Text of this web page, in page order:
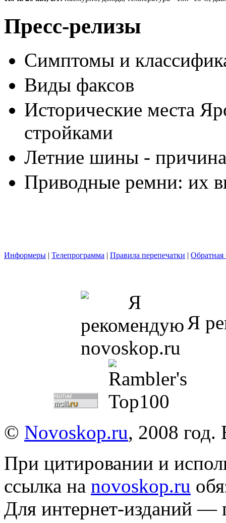
Пресс-релизы
Симптомы и
Виды факсов
Исторические места
стройками
Летние шины -
Приводные ремни: их
Информеры | Телепрограмма | Правила перепечатки | Обратная
Я
© Novoskop.ru, 2008
При цитировании и
ссылка на novoskop.ru
Для интернет-изданий —